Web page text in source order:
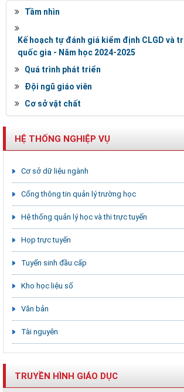
Tầm nhìn
Kế hoạch tự đánh giá kiểm định CLGD và
quốc gia - Năm học 2024-2025
Quá trình phát triển
Đội ngũ giáo viên
Cơ sở vật chất
HỆ THỐNG NGHIỆP VỤ
Cơ sở dữ liệu ngành
Cổng thông tin quản lý trường học
Hệ thống quản lý học và thi trực tuyến
Họp trực tuyến
Tuyển sinh đầu cấp
Kho học liệu số
Văn bản
Tài nguyên
TRUYỀN HÌNH GIÁO DỤC